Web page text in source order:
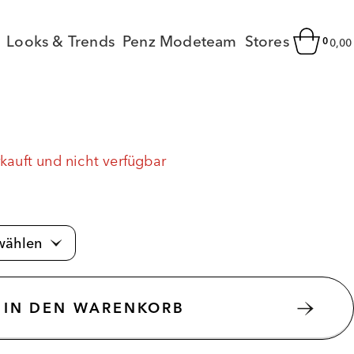
Looks & Trends Penz Modeteam Stores 0
und nicht verfügbar
IN DEN WARENKORB